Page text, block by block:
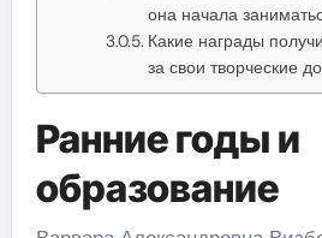
она начала
Какие награды
за свои творческие
Ранние годы и
образование